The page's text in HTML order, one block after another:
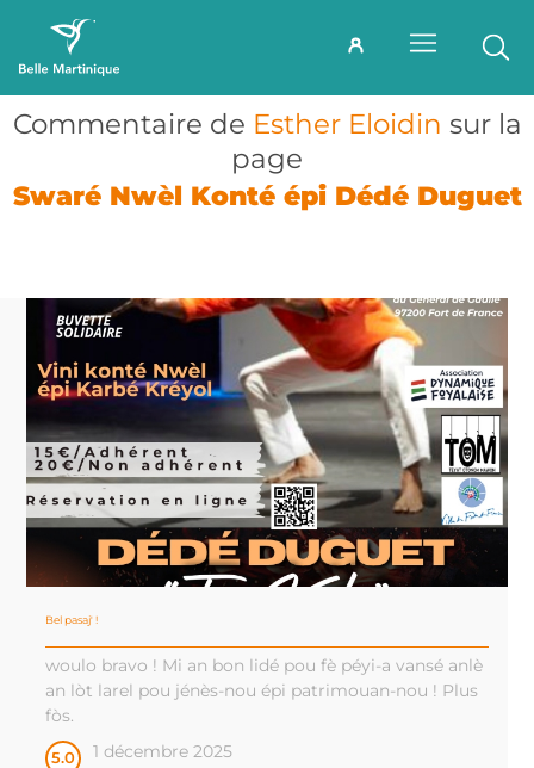
Commentaire de Esther Eloidin sur la
page
Swaré Nwèl Konté épi Dédé Duguet
Bel pasaj' !
woulo bravo ! Mi an bon lidé pou fè péyi-a vansé anlè
an lòt larel pou jénès-nou épi patrimouan-nou ! Plus
fòs.
5.0 1 décembre 2025